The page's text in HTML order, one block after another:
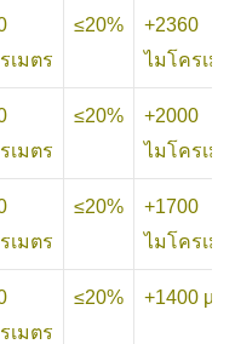
เมตร
≤20%
+2360
ไมโครเม
เมตร
≤20%
+2000
ไมโครเม
เมตร
≤20%
+1700
ไมโครเม
เมตร
≤20% +1400 µm